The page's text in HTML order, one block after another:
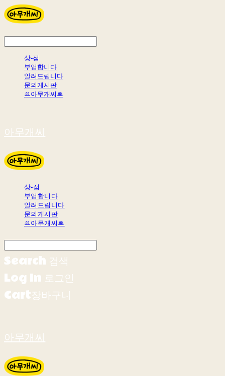
상-점
부업합니다
알려드립니다
문의게시판
ꔛ아무개씨ꔛ
아무개씨
상-점
부업합니다
알려드립니다
문의게시판
ꔛ아무개씨ꔛ
Search 검색
Log In 로그인
Cart장바구니
아무개씨